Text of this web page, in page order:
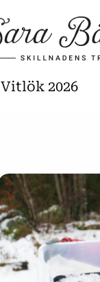
Vitlök 2026